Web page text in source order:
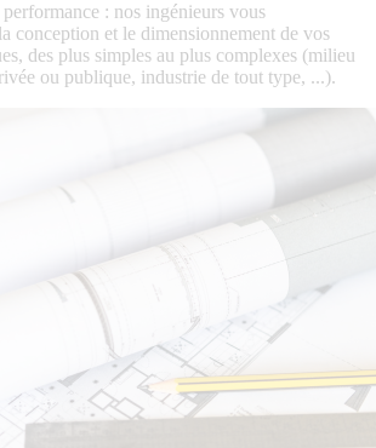
: nos ingénieurs vous
conception et le dimensionnement de vos
des plus simples au plus complexes (milieu
ou publique, industrie de tout type, ...).